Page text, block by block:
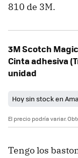
810 de 3M.
3M Scotch
Cinta adhesiva
unidad
Hoy sin stock en
El precio podría variar.
Tengo los